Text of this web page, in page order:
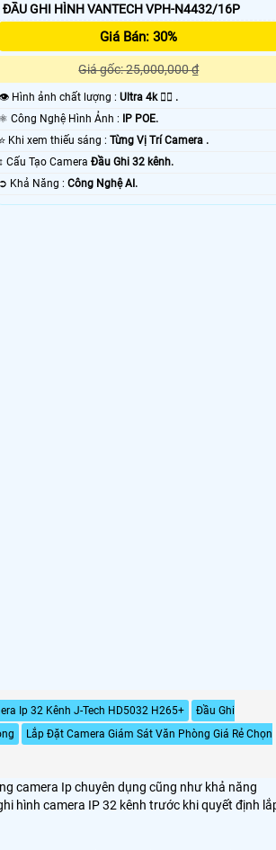
ĐẦU GHI HÌNH VANTECH VPH-N4432/16P
Giá Bán: 30%
Giá gốc: 25,000,000 ₫
👁 Hình ảnh chất lượng : Ultra 4k 👍🏾 .
⚛️ Công Nghệ Hình Ảnh : IP POE.
⭐ Khi xem thiếu sáng : Từng Vị Trí Camera .
↕️ Cấu Tạo Camera Đầu Ghi 32 kênh.
️➲ Khả Năng : Công Nghệ AI.
Ip 32 Kênh J-Tech HD5032 H265+
Đầu Ghi
Lắp Đặt Camera Giám Sát Văn Phòng Giá Rẻ Chọn
camera Ip chuyên dụng cũng như khả năng
hình camera IP 32 kênh trước khi quyết định